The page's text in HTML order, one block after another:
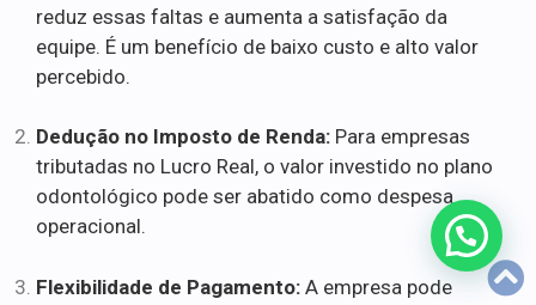
reduz essas faltas e aumenta a satisfação da
equipe. É um benefício de baixo custo e alto valor
percebido.
Dedução no Imposto de Renda: Para empresas
tributadas no Lucro Real, o valor investido no plano
odontológico pode ser abatido como despesa
operacional.
Flexibilidade de Pagamento: A empresa pode